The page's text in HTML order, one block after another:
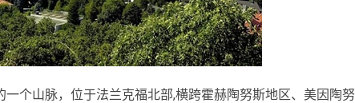
一个山脉，位于法兰克福北部,横跨霍赫陶努斯地区、美因陶努